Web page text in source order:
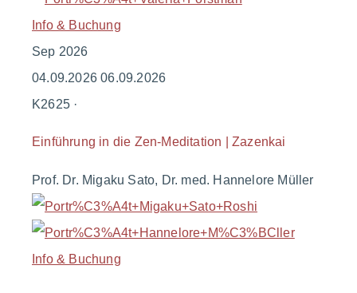
Info & Buchung
Sep 2026
04.09.202606.09.2026
K2625 ·
Einführung in die Zen-Meditation | Zazenkai
Prof. Dr. Migaku Sato, Dr. med. Hannelore Müller
Info & Buchung